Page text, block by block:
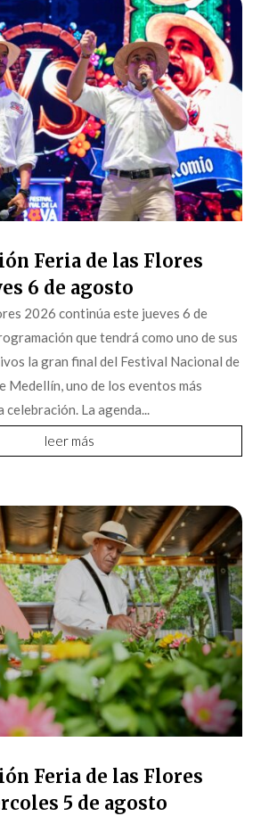
Feria de las Flores
6 de agosto
2026 continúa este jueves 6 de
que tendrá como uno de sus
la gran final del Festival Nacional de
Medellín, uno de los eventos más
La agenda...
leer más
Feria de las Flores
5 de agosto